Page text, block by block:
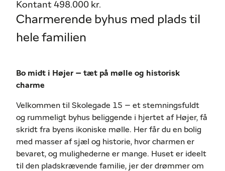
Kontant 498.000 kr.
Charmerende byhus med plads til
hele familien
Bo midt i Højer – tæt på mølle og historisk
charme
Velkommen til Skolegade 15 – et stemningsfuldt
og rummeligt byhus beliggende i hjertet af Højer, få
skridt fra byens ikoniske mølle. Her får du en bolig
med masser af sjæl og historie, hvor charmen er
bevaret, og mulighederne er mange. Huset er ideelt
til den pladskrævende familie, jer der drømmer om